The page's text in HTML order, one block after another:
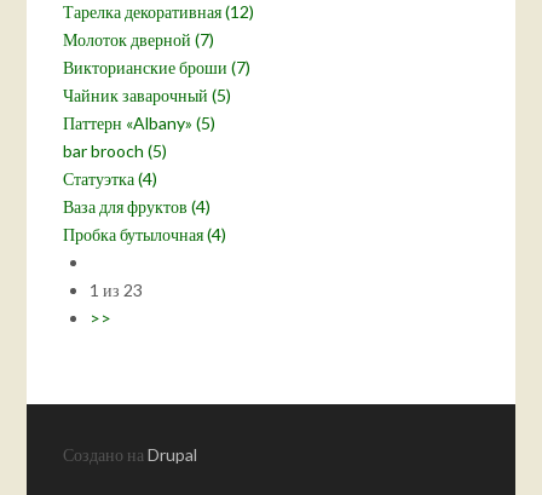
Тарелка декоративная (12)
Молоток дверной (7)
Викторианские броши (7)
Чайник заварочный (5)
Паттерн «Albany» (5)
bar brooch (5)
Статуэтка (4)
Ваза для фруктов (4)
Пробка бутылочная (4)
1 из 23
>>
Создано наDrupal